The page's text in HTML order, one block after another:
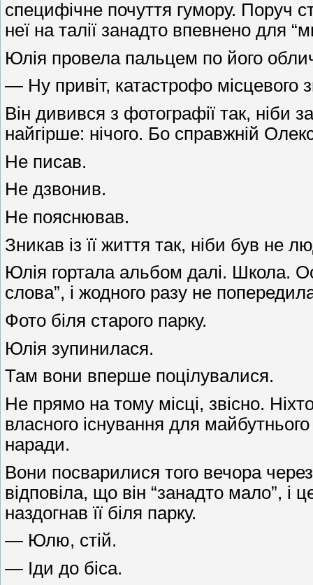
специфічне почуття гумору. Поруч
неї на талії занадто впевнено для
Юлія провела пальцем по його
— Ну привіт, катастрофо місцевого
Він дивився з фотографії так,
найгірше: нічого. Бо справжній
Не писав.
Не дзвонив.
Не пояснював.
Зникав із її життя так, ніби був не
Юлія гортала альбом далі. Школа.
слова”, і жодного разу не
Фото біля старого парку.
Юлія зупинилася.
Там вони вперше поцілувалися.
Не прямо на тому місці, звісно.
власного існування для
наради.
Вони посварилися того вечора
відповіла, що він “занадто мало”,
наздогнав її біля парку.
— Юлю, стій.
— Іди до біса.